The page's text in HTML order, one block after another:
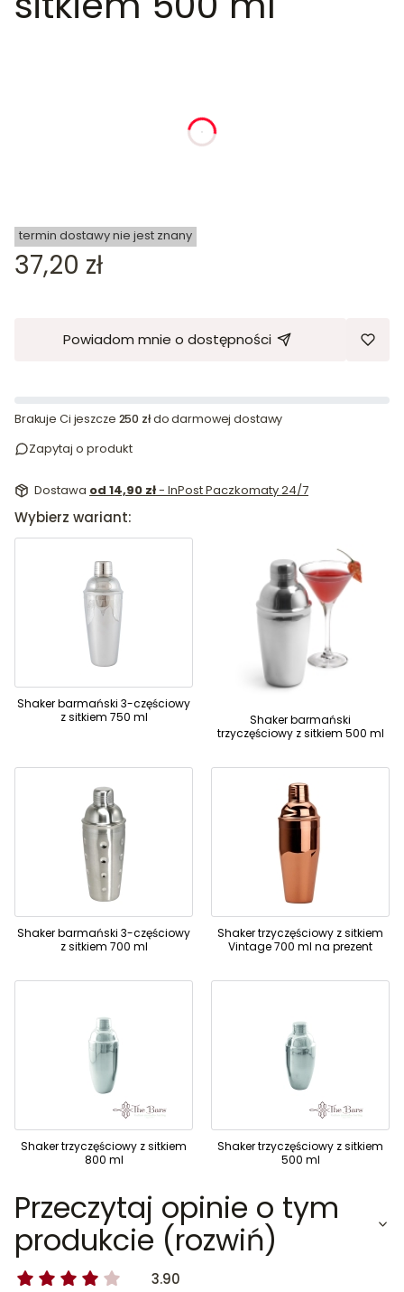
godziny
termin dostawy nie jest znany
Cena
37,20 zł
Powiadom mnie o dostępności
Brakuje Ci jeszcze 250 złdo darmowej dostawy
Zapytaj o produkt
Dostawa od 14,90 zł- InPost Paczkomaty 24/7
Wybierz wariant:
Shaker barmański 3-częściowy
z sitkiem 750 ml
Shaker barmański
trzyczęściowy z sitkiem 500 ml
Shaker barmański 3-częściowy
z sitkiem 700 ml
Shaker trzyczęściowy z sitkiem
Vintage 700 ml na prezent
Shaker trzyczęściowy z sitkiem
800 ml
Shaker trzyczęściowy z sitkiem
500 ml
Przeczytaj opinie o tym
produkcie (rozwiń)
3.90